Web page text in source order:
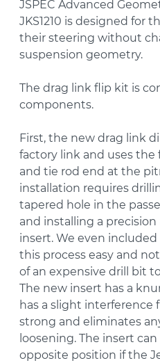
JSPEC Advanced
JKS1210 is designed for
their steering without
suspension geometry.
The drag link flip kit is
components.
First, the new drag link
factory link and uses the
and tie rod end at the
installation requires
tapered hole in the
and installing a
insert. We even
this process easy and
of an expensive drill bit
The new insert has a
has a slight
strong and eliminates
loosening. The insert
opposite position if the